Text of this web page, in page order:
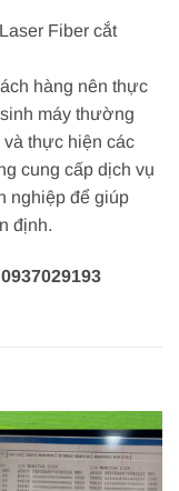
Fiber cắt
hàng nên thực
máy thường
và thực hiện các
cung cấp dịch vụ
nghiệp để giúp
định.